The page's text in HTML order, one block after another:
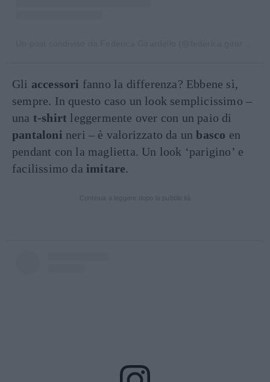
Gli accessori fanno la differenza? Ebbene sì,
sempre. In questo caso un look semplicissimo –
una t-shirt leggermente over con un paio di
pantaloni neri – è valorizzato da unbasco en
pendant con la maglietta. Un look ‘parigino’ e
facilissimo da imitare.